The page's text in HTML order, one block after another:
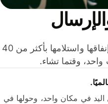
وفّر المال عند إرسال الأموال وإنفاقها واستلامها بأكثر من 40
وقتما تشاء.
في مكان واحد، وحولها في